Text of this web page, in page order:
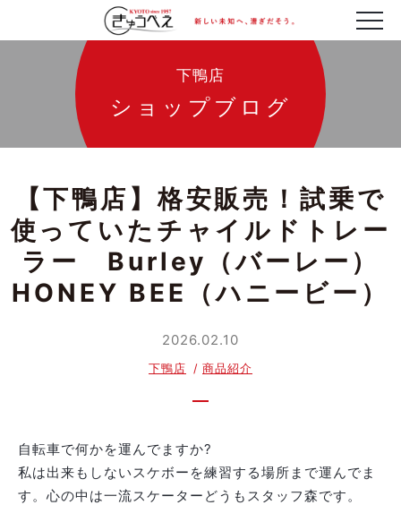
下鴨店
ショップブログ
【下鴨店】格安販売！試乗で
使っていたチャイルドトレー
ラー Burley（バーレー）
HONEY BEE（ハニービー）
2026.02.10
下鴨店 商品紹介
自転車で何かを運んでますか?
私は出来もしないスケボーを練習する場所まで運んでま
す。心の中は一流スケーターどうもスタッフ森です。